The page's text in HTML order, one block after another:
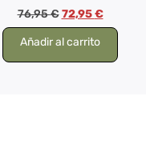
76,95€ 72,95€
Añadir al carrito